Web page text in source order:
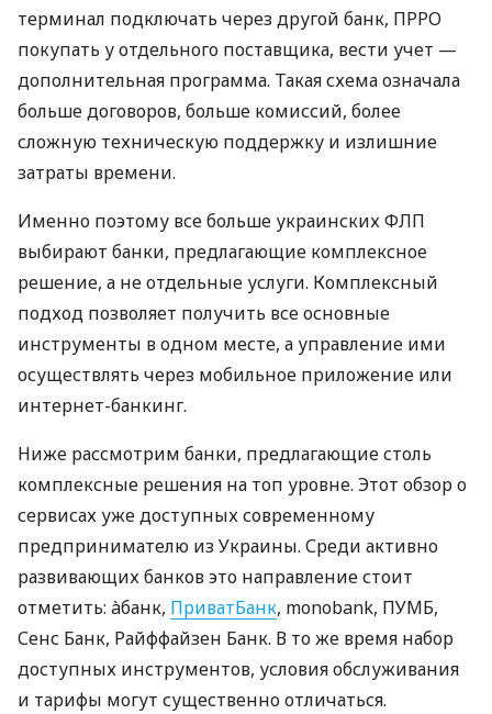
терминал подключать через другой банк, ПРРО
покупать у отдельного поставщика, вести учет —
дополнительная программа. Такая схема означала
больше договоров, больше комиссий, более
сложную техническую поддержку и излишние
затраты времени.
Именно поэтому все больше украинских ФЛП
выбирают банки, предлагающие комплексное
решение, а не отдельные услуги. Комплексный
подход позволяет получить все основные
инструменты в одном месте, а управление ими
осуществлять через мобильное приложение или
интернет-банкинг.
Ниже рассмотрим банки, предлагающие столь
комплексные решения на топ уровне. Этот обзор о
сервисах уже доступных современному
предпринимателю из Украины. Среди активно
развивающих банков это направление стоит
отметить: àбанк, ПриватБанк, monobank, ПУМБ,
Сенс Банк, Райффайзен Банк. В то же время набор
доступных инструментов, условия обслуживания
и тарифы могут существенно отличаться.